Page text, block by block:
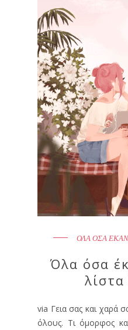
ΟΛΑ ΟΣΑ
Όλα όσα
via Γεια σας και χαρά
όλους. Τι όμορφος